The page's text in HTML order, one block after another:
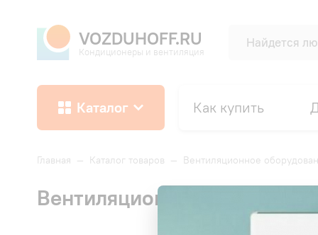
VOZDUHOFF.RU
Кондиционеры и вентиляция
Каталог Как купить
Главная — Каталог товаров — Вентиляционное
Вентиляционные